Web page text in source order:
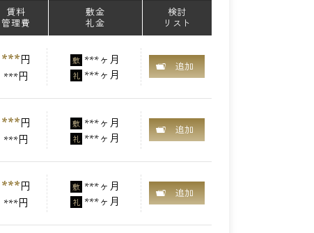
賃料
管理費
敷金
礼金
検討
リスト
***円
***円
敷 ***ヶ月
礼 ***ヶ月
追加
***円
***円
敷 ***ヶ月
礼 ***ヶ月
追加
***円
***円
敷 ***ヶ月
礼 ***ヶ月
追加